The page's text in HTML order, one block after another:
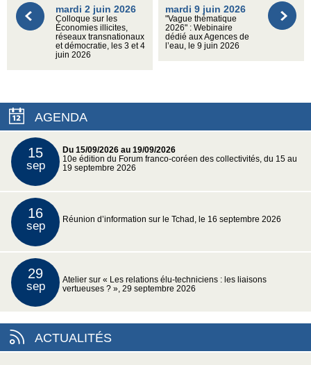
mardi 2 juin 2026
Colloque sur les
Économies illicites,
réseaux transnationaux
et démocratie, les 3 et 4
juin 2026
mardi 9 juin 2026
"Vague thématique
2026" : Webinaire
dédié aux Agences de
l’eau, le 9 juin 2026
AGENDA
15
sep
Du 15/09/2026 au 19/09/2026
10e édition du Forum franco-coréen des collectivités, du 15 au
19 septembre 2026
16
sep Réunion d’information sur le Tchad, le 16 septembre 2026
29
sep
Atelier sur « Les relations élu-techniciens : les liaisons
vertueuses ? », 29 septembre 2026
ACTUALITÉS